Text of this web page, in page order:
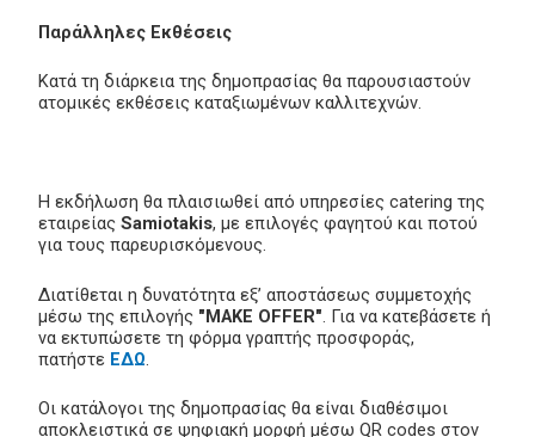
Παράλληλες Εκθέσεις
Κατά τη διάρκεια της δημοπρασίας θα παρουσιαστούν
ατομικές εκθέσεις καταξιωμένων καλλιτεχνών.
Η εκδήλωση θα πλαισιωθεί από υπηρεσίες catering της
εταιρείας Samiotakis, με επιλογές φαγητού και ποτού
για τους παρευρισκόμενους.
Διατίθεται η δυνατότητα εξ’ αποστάσεως συμμετοχής
μέσω της επιλογής "MAKE OFFER" . Για να κατεβάσετε ή
να εκτυπώσετε τη φόρμα γραπτής προσφοράς,
πατήστε ΕΔΩ
Οι κατάλογοι της δημοπρασίας θα είναι διαθέσιμοι
αποκλειστικά σε ψηφιακή μορφή μέσω QR codes στον